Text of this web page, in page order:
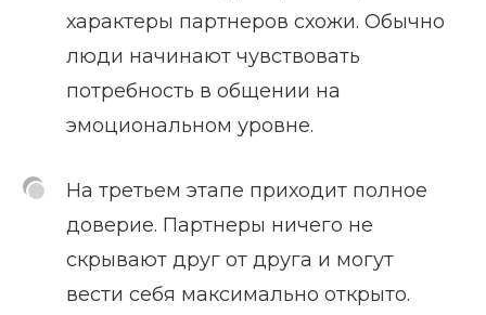
характеры партнеров схожи. Обычно
люди начинают чувствовать
потребность в общении на
эмоциональном уровне.
На третьем этапе приходит полное
доверие. Партнеры ничего не
скрывают друг от друга и могут
вести себя максимально открыто.